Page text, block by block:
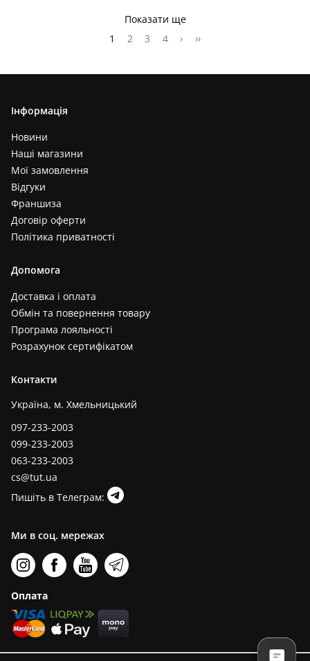
Показати ще
1
2 3 4 › ››
Інформація
Новини
Наші магазини
Мої замовлення
Відгуки
Франшиза
Договір оферти
Політика приватності
Допомога
Доставка і оплата
Обмін та повернення товару
Програма лояльності
Розрахунок сертифікатом
Контакти
Україна, м. Хмельницький
097-233-2003
099-233-2003
063-233-2003
cs@tut.ua
Пишіть в Телеграм:
Ми в соц. мережах
Оплата